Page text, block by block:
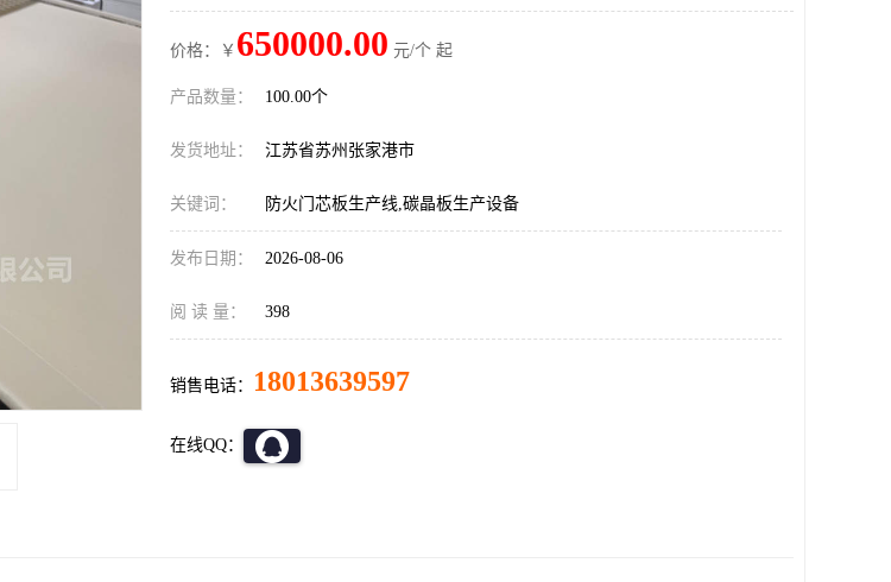
价格：￥ 650000.00 元/个 起
产品数量： 100.00个
发货地址： 江苏省苏州张家港市
关键词： 防火门芯板生产线,碳晶板生产设备
发布日期： 2026-08-06
阅 读 量： 398
销售电话： 18013639597
在线QQ：